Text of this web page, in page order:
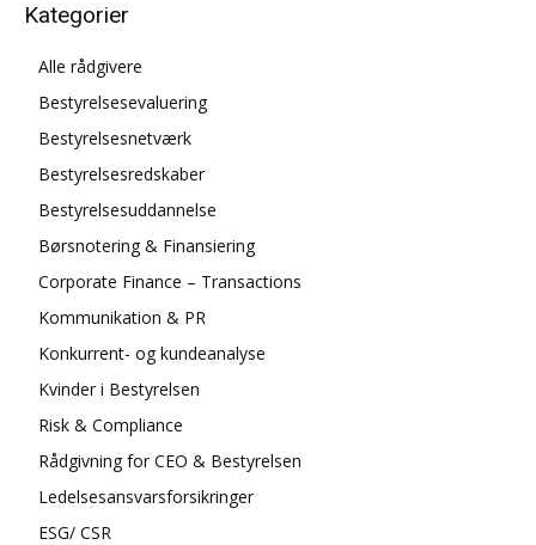
Kategorier
Alle rådgivere
Bestyrelsesevaluering
Bestyrelsesnetværk
Bestyrelsesredskaber
Bestyrelsesuddannelse
Børsnotering & Finansiering
Corporate Finance – Transactions
Kommunikation & PR
Konkurrent- og kundeanalyse
Kvinder i Bestyrelsen
Risk & Compliance
Rådgivning for CEO & Bestyrelsen
Ledelsesansvarsforsikringer
ESG/ CSR